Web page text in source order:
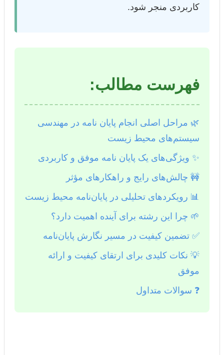
کاربردی منجر شود.
فهرست مطالب:
🌿 مراحل اصلی انجام پایان نامه در مهندسی
سیستم‌های محیط زیست
✨ ویژگی‌های یک پایان نامه موفق و کاربردی
🚧 چالش‌های رایج و راهکارهای مؤثر
📊 رویکردهای تحلیلی در پایان‌نامه محیط زیست
🌱 چرا این رشته برای آینده اهمیت دارد؟
✅ تضمین کیفیت در مسیر نگارش پایان‌نامه
💡 نکات کلیدی برای ارتقای کیفیت و ارائه
موفق
❓ سوالات متداول